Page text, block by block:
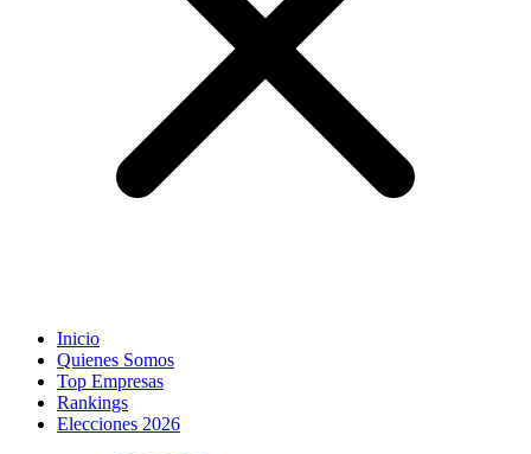
Inicio
Quienes Somos
Top Empresas
Rankings
Elecciones 2026